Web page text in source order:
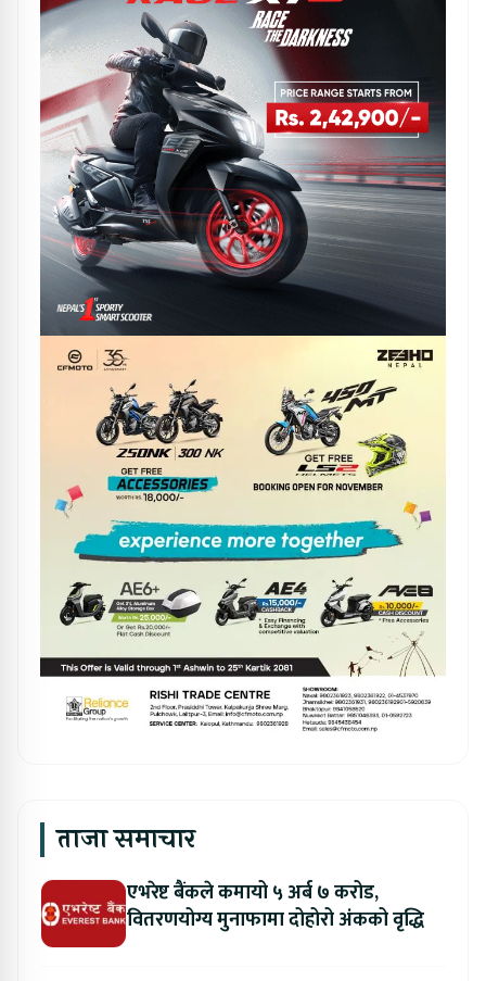
ताजा समाचार
एभरेष्ट बैंकले कमायो ५ अर्ब ७ करोड,
वितरणयोग्य मुनाफामा दोहोरो अंकको वृद्धि